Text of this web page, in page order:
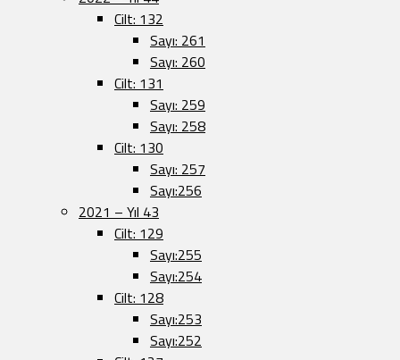
Cilt: 132
Sayı: 261
Sayı: 260
Cilt: 131
Sayı: 259
Sayı: 258
Cilt: 130
Sayı: 257
Sayı:256
2021 – Yıl 43
Cilt: 129
Sayı:255
Sayı:254
Cilt: 128
Sayı:253
Sayı:252